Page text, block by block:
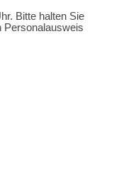
Bitte halten Sie
Personalausweis